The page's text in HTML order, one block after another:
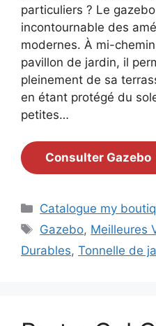
particuliers ? Le
incontournable des
modernes. À mi-
pavillon de jardin, il
pleinement de sa
en étant protégé du
petites…
Consulter Gazebo
Catégories
Catalogue my
Étiquettes
Gazebo, Meilleures
Durables, Tonnelle de